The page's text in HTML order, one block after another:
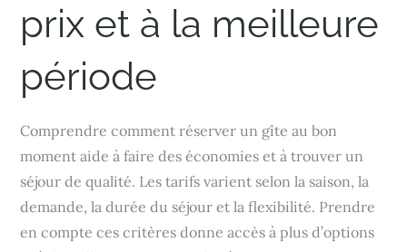
prix et à la meilleure
période
Comprendre comment réserver un gîte au bon
moment aide à faire des économies et à trouver un
séjour de qualité. Les tarifs varient selon la saison, la
demande, la durée du séjour et la flexibilité. Prendre
en compte ces critères donne accès à plus d’options